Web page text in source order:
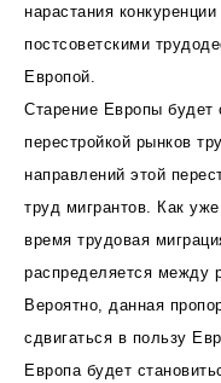
нарастания
постсоветскими
Европой.
Старение Европы будет
перестройкой рынков
направлений этой
труд мигрантов. Как
время трудовая
распределяется между
Вероятно, данная
сдвигаться в пользу
Европа будет